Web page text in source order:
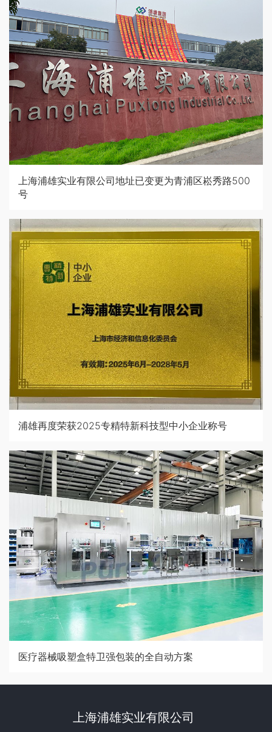
上海浦雄实业有限公司地址已变更为青浦区崧秀路500
号
浦雄再度荣获2025专精特新科技型中小企业称号
医疗器械吸塑盒特卫强包装的全自动方案
上海浦雄实业有限公司